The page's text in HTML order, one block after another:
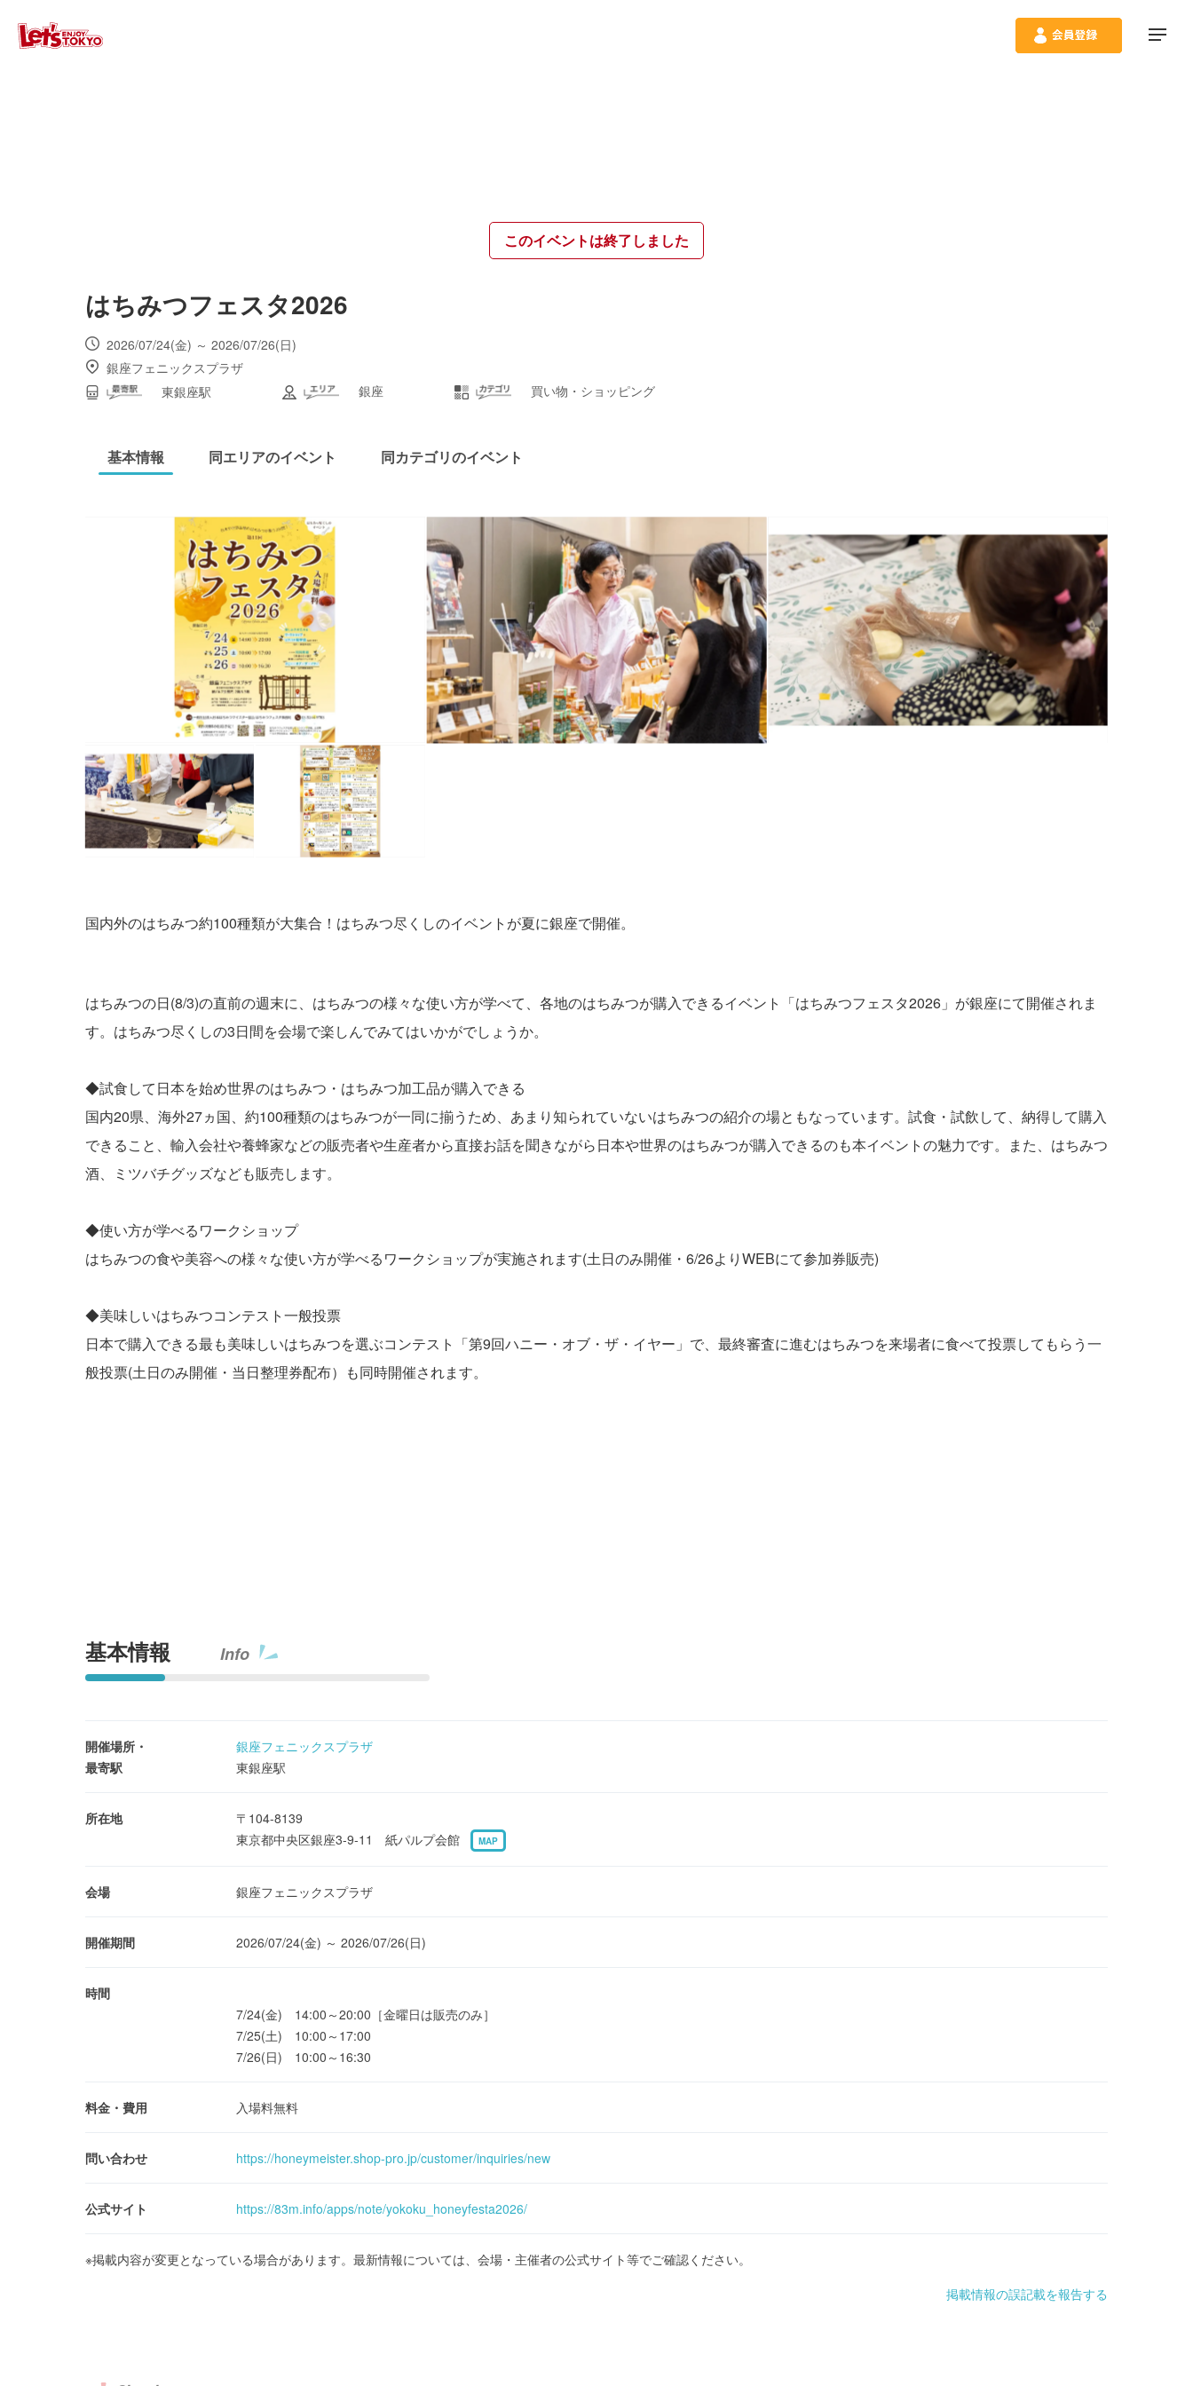
このイベントは終了しました
はちみつフェスタ2026
2026/07/24(金) ～ 2026/07/26(日)
銀座フェニックスプラザ
東銀座駅
銀座 買い物・ショッピング
基本情報 同エリアのイベント 同カテゴリのイベント
国内外のはちみつ約100種類が大集合！はちみつ尽くしのイベントが夏に銀座で開催。
はちみつの日(8/3)の直前の週末に、はちみつの様々な使い方が学べて、各地のはちみつが購入できるイベント「はちみつフェスタ2026」が銀座にて開催されま
す。はちみつ尽くしの3日間を会場で楽しんでみてはいかがでしょうか。
◆試食して日本を始め世界のはちみつ・はちみつ加工品が購入できる
国内20県、海外27ヵ国、約100種類のはちみつが一同に揃うため、あまり知られていないはちみつの紹介の場ともなっています。試食・試飲して、納得して購入
できること、輸入会社や養蜂家などの販売者や生産者から直接お話を聞きながら日本や世界のはちみつが購入できるのも本イベントの魅力です。また、はちみつ
酒、ミツバチグッズなども販売します。
◆使い方が学べるワークショップ
はちみつの食や美容への様々な使い方が学べるワークショップが実施されます(土日のみ開催・6/26よりWEBにて参加券販売)
◆美味しいはちみつコンテスト一般投票
日本で購入できる最も美味しいはちみつを選ぶコンテスト「第9回ハニー・オブ・ザ・イヤー」で、最終審査に進むはちみつを来場者に食べて投票してもらう一
般投票(土日のみ開催・当日整理券配布）も同時開催されます。
基本情報 Info
開催場所・
最寄駅
銀座フェニックスプラザ
東銀座駅
所在地
〒104-8139
東京都中央区銀座3-9-11 紙パルプ会館
MAP
会場 銀座フェニックスプラザ
開催期間 2026/07/24(金) ～ 2026/07/26(日)
時間
7/24(金) 14:00～20:00［金曜日は販売のみ］
7/25(土) 10:00～17:00
7/26(日) 10:00～16:30
料金・費用 入場料無料
問い合わせ https://honeymeister.shop-pro.jp/customer/inquiries/new
公式サイト https://83m.info/apps/note/yokoku_honeyfesta2026/
※掲載内容が変更となっている場合があります。最新情報については、会場・主催者の公式サイト等でご確認ください。
掲載情報の誤記載を報告する